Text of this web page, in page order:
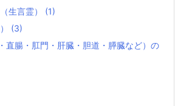
生言霊） (1)
(3)
直腸・肛門・肝臓・胆道・膵臓など）の